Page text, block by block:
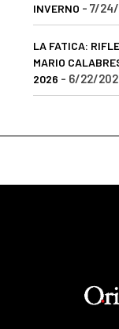
INVERNO - 7/
LA FATICA:
MARIO
2026 - 6/22/